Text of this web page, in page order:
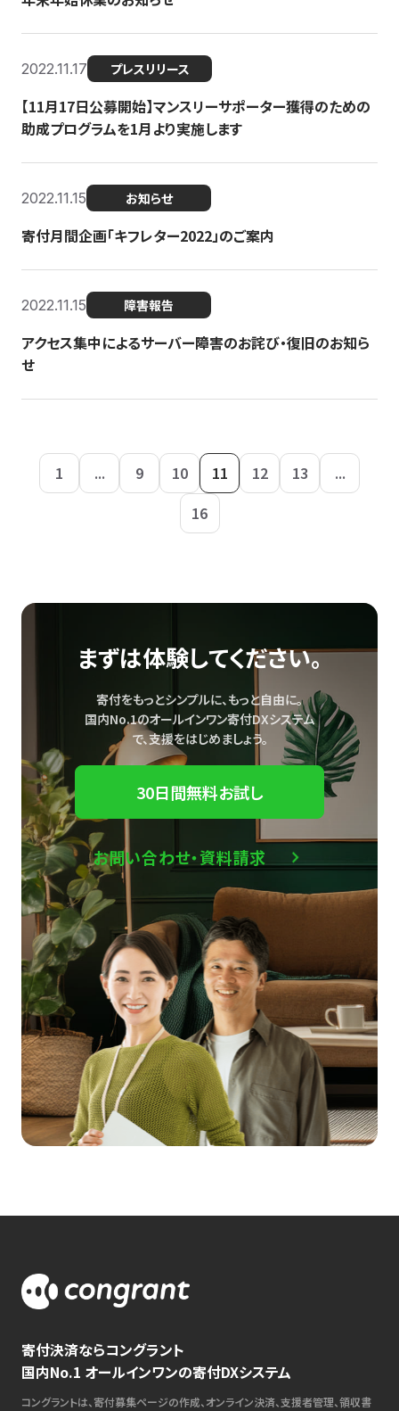
2022.11.17 プレスリリース
【11月17日公募開始】マンスリーサポーター獲得のための
助成プログラムを1月より実施します
2022.11.15 お知らせ
寄付月間企画「キフレター2022」のご案内
2022.11.15 障害報告
アクセス集中によるサーバー障害のお詫び・復旧のお知ら
せ
1 ... 9 10 11 12 13
...
16
まずは体験してください。
寄付をもっとシンプルに、もっと自由に。
国内No.1のオールインワン寄付DXシステム
で、支援をはじめましょう。
30日間無料お試し
お問い合わせ・資料請求
寄付決済ならコングラント
国内No.1 オールインワンの寄付DXシステム
コングラントは、寄付募集ページの作成、オンライン決済、支援者管理、領収書